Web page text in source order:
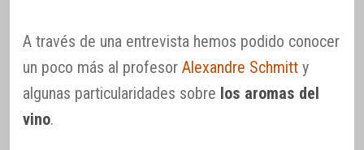
A través de una entrevista hemos podido conocer
un poco más al profesor Alexandre Schmitt y
algunas particularidades sobre los aromas del
vino.